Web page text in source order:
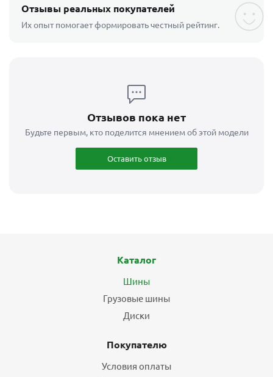
Отзывы реальных покупателей
Их опыт помогает формировать честный рейтинг.
Отзывов пока нет
Будьте первым, кто поделится мнением об этой модели
Оставить отзыв
Каталог
Шины
Грузовые шины
Диски
Покупателю
Условия оплаты